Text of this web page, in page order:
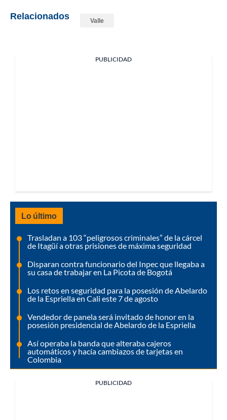
Relacionados Valle
PUBLICIDAD
Lo último
Trasladan a 103 “peligrosos criminales” de la cárcel
de Itagüí a otras prisiones de máxima seguridad
Disparan contra funcionario del Inpec que llegaba a
su casa de trabajar en La Picota de Bogotá
Los retos en seguridad para la posesión de Abelardo
de la Espriella en Cali este 7 de agosto
Vendedor de panela será invitado de honor en la
posesión presidencial de Abelardo de la Espriella
Así operaba la banda que alteraba cajeros
automáticos y hacía cambiazos de tarjetas en
Colombia
PUBLICIDAD